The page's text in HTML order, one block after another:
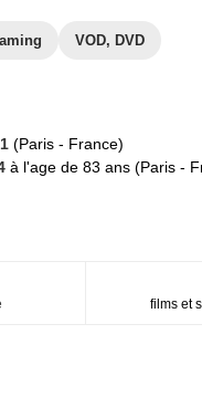
VOD, DVD
(Paris - France)
à l'age de 83 ans (Paris -
films et